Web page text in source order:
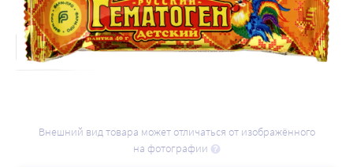
Внешний вид товара может отличаться от изображённого
на фотографии